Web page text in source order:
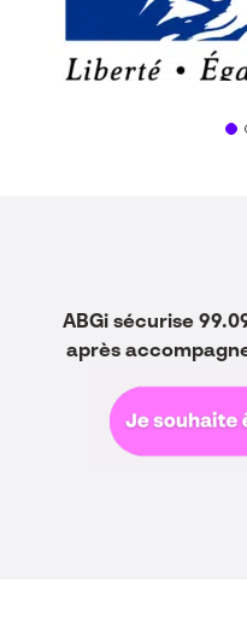
ABGi sécurise
après